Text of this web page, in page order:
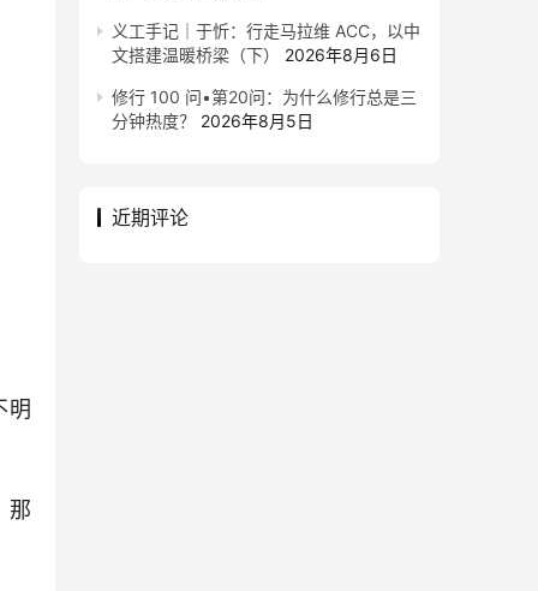
明
那
义工手记｜于忻：行走马拉维 ACC，以中
文搭建温暖桥梁（下）
2026年8月6日
修行 100 问•第20问：为什么修行总是三
分钟热度？
2026年8月5日
近期评论